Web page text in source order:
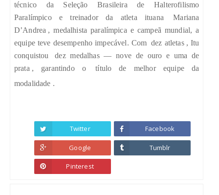
técnico da Seleção Brasileira de Halterofilismo
Paralímpico e treinador da atleta ituana
Mariana
D’Andrea , medalhista paralímpica e campeã mundial, a
equipe teve desempenho impecável. Com dez atletas , Itu
conquistou
dez medalhas — nove de ouro e uma de
prata , garantindo o
título de melhor equipe da
modalidade .
Twitter Facebook
Google Tumblr
Pinterest